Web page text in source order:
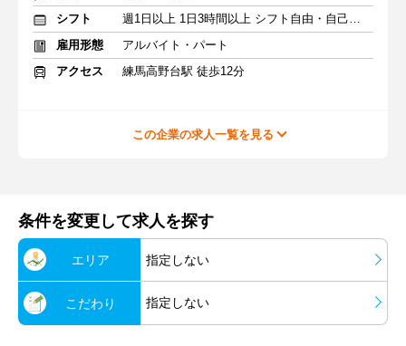
シフト
週1日以上 1日3時間以上 シフト自由・自己申告
雇用形態
アルバイト・パート
アクセス
練馬高野台駅 徒歩12分
この企業の求人一覧を見る
条件を変更して求人を探す
エリア 指定しない
こだわり 指定しない